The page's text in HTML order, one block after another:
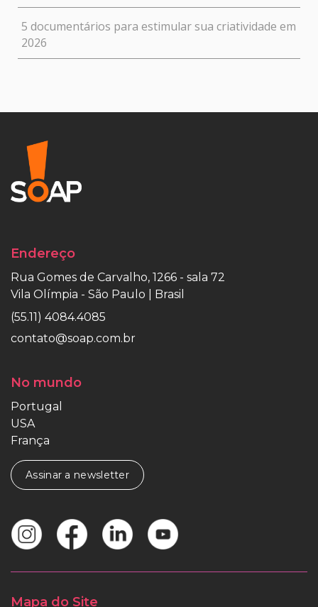
5 documentários para estimular sua criatividade em
2026
Endereço
Rua Gomes de Carvalho, 1266 - sala 72
Vila Olímpia - São Paulo | Brasil
(55.11) 4084.4085
contato@soap.com.br
No mundo
Portugal
USA
França
Assinar a newsletter
Mapa do Site